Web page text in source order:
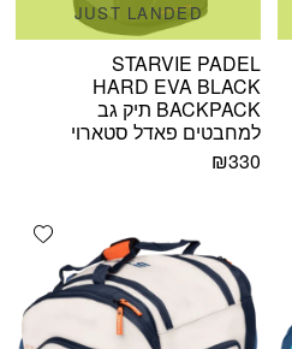
JUST LANDED
STARVIE PADEL
HARD EVA BLACK
BACKPACK תיק גב
למחבטים פאדל סטארוי
₪330
Add